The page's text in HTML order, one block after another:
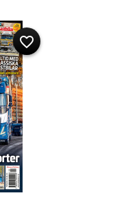
favorite_border